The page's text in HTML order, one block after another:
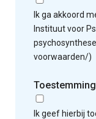
Ik ga akkoord
Instituut voor
voorwaarden/)
Ik geef hierbij